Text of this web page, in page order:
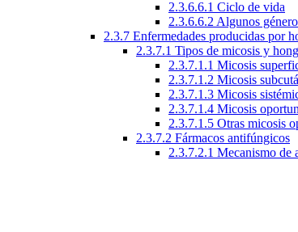
2.3.6.6.1 Ciclo de vida
2.3.6.6.2 Algunos
2.3.7 Enfermedades producidas por
2.3.7.1 Tipos de micosis y
2.3.7.1.1 Micosis
2.3.7.1.2 Micosis
2.3.7.1.3 Micosis
2.3.7.1.4 Micosis
2.3.7.1.5 Otras micosis
2.3.7.2 Fármacos antifúngicos
2.3.7.2.1 Mecanismo de